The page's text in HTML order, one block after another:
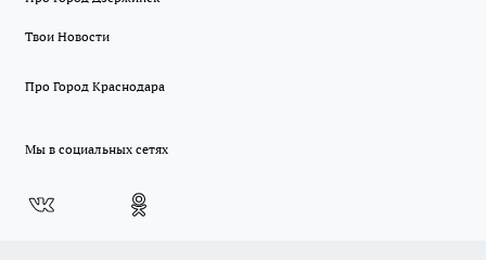
Твои Новости
Про Город Краснодара
Мы в социальных сетях